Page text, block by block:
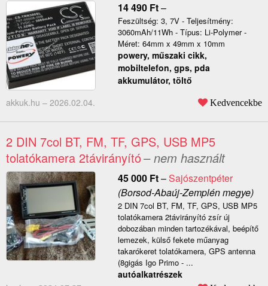
14 490 Ft–
Feszültség: 3, 7V - Teljesítmény:
3060mAh/11Wh - Típus: Li-Polymer -
Méret: 64mm x 49mm x 10mm
powery, műszaki cikk,
mobiltelefon, gps, pda
akkumulátor, töltő
akkuk.hu – 2026.02.04. Kedvencekbe
2 DIN 7col BT, FM, TF, GPS, USB MP5
tolatókamera 2távirányító– nem használt
45 000 Ft–Sajószentpéter
(Borsod-Abaúj-Zemplén megye)
2 DIN 7col BT, FM, TF, GPS, USB MP5
tolatókamera 2távirányító zsír új
dobozában minden tartozékával, beépítő
lemezek, külső fekete műanyag
takarókeret tolatókamera, GPS antenna
(8gigás Igo Primo - ...
autóalkatrészek